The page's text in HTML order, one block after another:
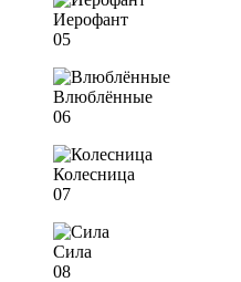
Иерофант
05
Влюблённые
06
Колесница
07
Сила
08